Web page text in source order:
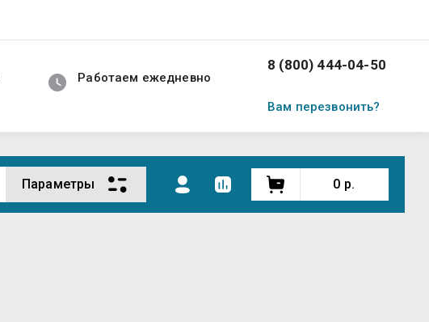
Работаем ежедневно
8 (800) 444-04-50
Вам перезвонить?
Параметры 0 р.